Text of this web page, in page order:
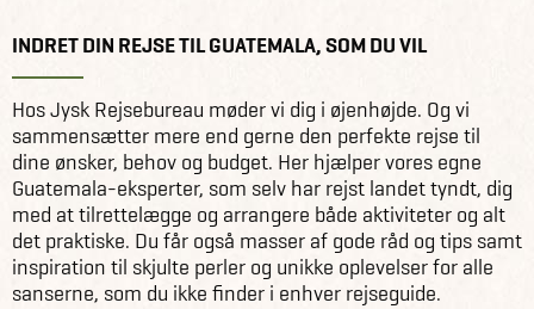
INDRET DIN REJSE TIL GUATEMALA, SOM DU VIL
Hos Jysk Rejsebureau møder vi dig i øjenhøjde. Og vi
sammensætter mere end gerne den perfekte rejse til
dine ønsker, behov og budget. Her hjælper vores egne
Guatemala-eksperter, som selv har rejst landet tyndt, dig
med at tilrettelægge og arrangere både aktiviteter og alt
det praktiske. Du får også masser af gode råd og tips samt
inspiration til skjulte perler og unikke oplevelser for alle
sanserne, som du ikke finder i enhver rejseguide.